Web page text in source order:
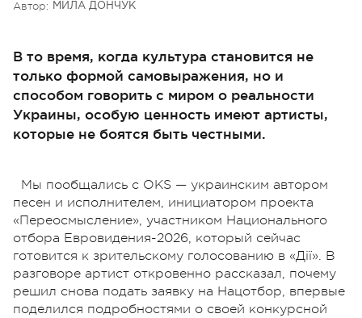
Автор: МИЛА ДОНЧУК
В то время, когда культура становится не
только формой самовыражения, но и
способом говорить с миром о реальности
Украины, особую ценность имеют артисты,
которые не боятся быть честными.
Мы пообщались с OKS — украинским автором
песен и исполнителем, инициатором проекта
«Переосмысление», участником Национального
отбора Евровидения-2026, который сейчас
готовится к зрительскому голосованию в «Дії». В
разговоре артист откровенно рассказал, почему
решил снова подать заявку на Нацотбор, впервые
поделился подробностями о своей конкурсной